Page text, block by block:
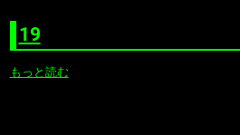
19
もっと読む